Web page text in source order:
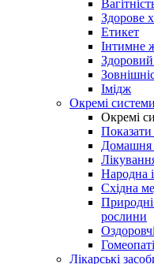
Здорове
Етикет
Інтимне
Імідж
Окремі
Окремі
Показати
Домашня
Народна
Східна
Природні
рослини
Лікарські